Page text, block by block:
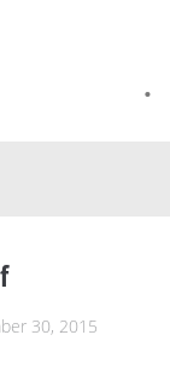
.
30, 2015